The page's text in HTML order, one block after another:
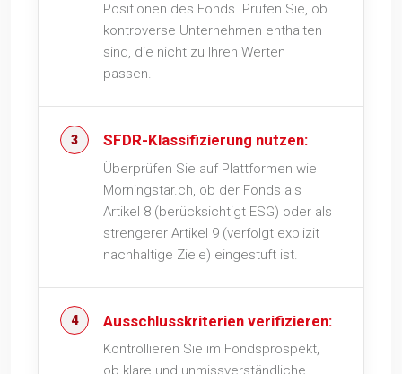
Positionen des Fonds. Prüfen Sie, ob
kontroverse Unternehmen enthalten
sind, die nicht zu Ihren Werten
passen.
SFDR-Klassifizierung nutzen:
Überprüfen Sie auf Plattformen wie
Morningstar.ch, ob der Fonds als
Artikel 8 (berücksichtigt ESG) oder als
strengerer Artikel 9 (verfolgt explizit
nachhaltige Ziele) eingestuft ist.
Ausschlusskriterien verifizieren:
Kontrollieren Sie im Fondsprospekt,
ob klare und unmissverständliche